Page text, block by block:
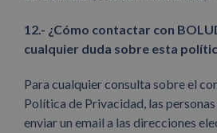
12.- ¿Cómo contactar con
cualquier duda sobre esta
Para cualquier consulta sobre el
Política de Privacidad, las
enviar un email a las direcciones